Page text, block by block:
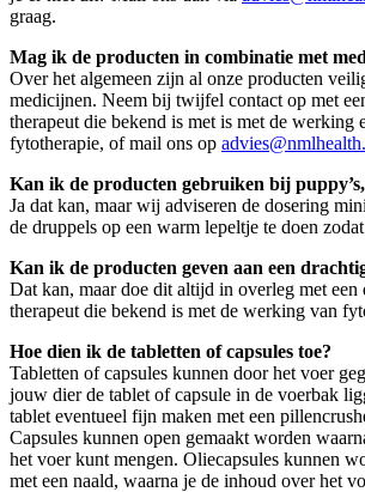
graag.
Mag ik de producten in combinatie met
Over het algemeen zijn al onze producten
medicijnen. Neem bij twijfel contact op met
therapeut die bekend is met is met de werking
fytotherapie, of mail ons op
Kan ik de producten gebruiken bij
Ja dat kan, maar wij adviseren de dosering
de druppels op een warm lepeltje te doen
Kan ik de producten geven aan een
Dat kan, maar doe dit altijd in overleg met een
therapeut die bekend is met de werking van
Hoe dien ik de tabletten of capsules toe?
Tabletten of capsules kunnen door het voer
jouw dier de tablet of capsule in de voerbak
tablet eventueel fijn maken met een
Capsules kunnen open gemaakt worden
het voer kunt mengen. Oliecapsules kunnen
met een naald, waarna je de inhoud over het